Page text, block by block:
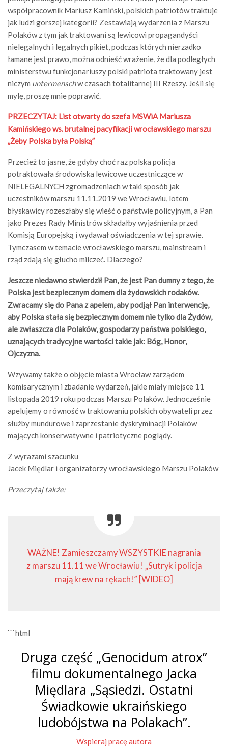
współpracownik Mariusz Kamiński, polskich patriotów traktuje
jak ludzi gorszej kategorii? Zestawiają wydarzenia z Marszu
Polaków z tym jak traktowani są lewicowi propagandyści
nielegalnych i legalnych pikiet, podczas których nierzadko
łamane jest prawo, można odnieść wrażenie, że dla podległych
ministerstwu funkcjonariuszy polski patriota traktowany jest
niczym untermenschw czasach totalitarnej III Rzeszy. Jeśli się
mylę, proszę mnie poprawić.
PRZECZYTAJ: List otwarty do szefa MSWiA Mariusza
Kamińskiego ws. brutalnej pacyfikacji wrocławskiego marszu
„Żeby Polska była Polską”
Przecież to jasne, że gdyby choć raz polska policja
potraktowała środowiska lewicowe uczestniczące w
NIELEGALNYCH zgromadzeniach w taki sposób jak
uczestników marszu 11.11.2019 we Wrocławiu, lotem
błyskawicy rozeszłaby się wieść o państwie policyjnym, a Pan
jako Prezes Rady Ministrów składałby wyjaśnienia przed
Komisją Europejską i wydawał oświadczenia w tej sprawie.
Tymczasem w temacie wrocławskiego marszu, mainstream i
rząd zdają się głucho milczeć. Dlaczego?
Jeszcze niedawno stwierdził Pan, że jest Pan dumny z tego, że
Polska jest bezpiecznym domem dla żydowskich rodaków.
Zwracamy się do Pana z apelem, aby podjął Pan interwencję,
aby Polska stała się bezpiecznym domem nie tylko dla Żydów,
ale zwłaszcza dla Polaków, gospodarzy państwa polskiego,
uznających tradycyjne wartości takie jak: Bóg, Honor,
Ojczyzna.
Wzywamy także o objęcie miasta Wrocław zarządem
komisarycznym i zbadanie wydarzeń, jakie miały miejsce 11
listopada 2019 roku podczas Marszu Polaków. Jednocześnie
apelujemy o równość w traktowaniu polskich obywateli przez
służby mundurowe i zaprzestanie dyskryminacji Polaków
mających konserwatywne i patriotyczne poglądy.
Z wyrazami szacunku
Jacek Międlar i organizatorzy wrocławskiego Marszu Polaków
Przeczytaj także:
WAŻNE! Zamieszczamy WSZYSTKIE nagrania
z marszu 11.11 we Wrocławiu! „Sutryk i policja
mają krew na rękach!” [WIDEO]
```html
Druga część „Genocidum atrox”
filmu dokumentalnego Jacka
Międlara „Sąsiedzi. Ostatni
Świadkowie ukraińskiego
ludobójstwa na Polakach”.
Wspieraj pracę autora